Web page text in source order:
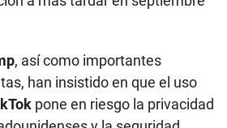
, así como importantes
han insistido en que el uso
pone en riesgo la privacidad